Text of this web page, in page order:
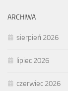
ARCHIWA
sierpień 2026
lipiec 2026
czerwiec 2026